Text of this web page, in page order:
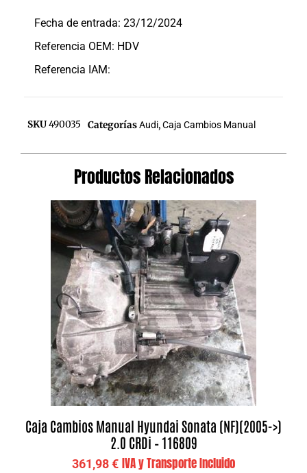
Fecha de entrada: 23/12/2024
Referencia OEM: HDV
Referencia IAM:
SKU490035 CategoríasAudi,Caja Cambios Manual
Productos Relacionados
Caja Cambios Manual Hyundai Sonata (NF)(2005->)
2.0 CRDi – 116809
361,98€ IVA y Transporte Incluido